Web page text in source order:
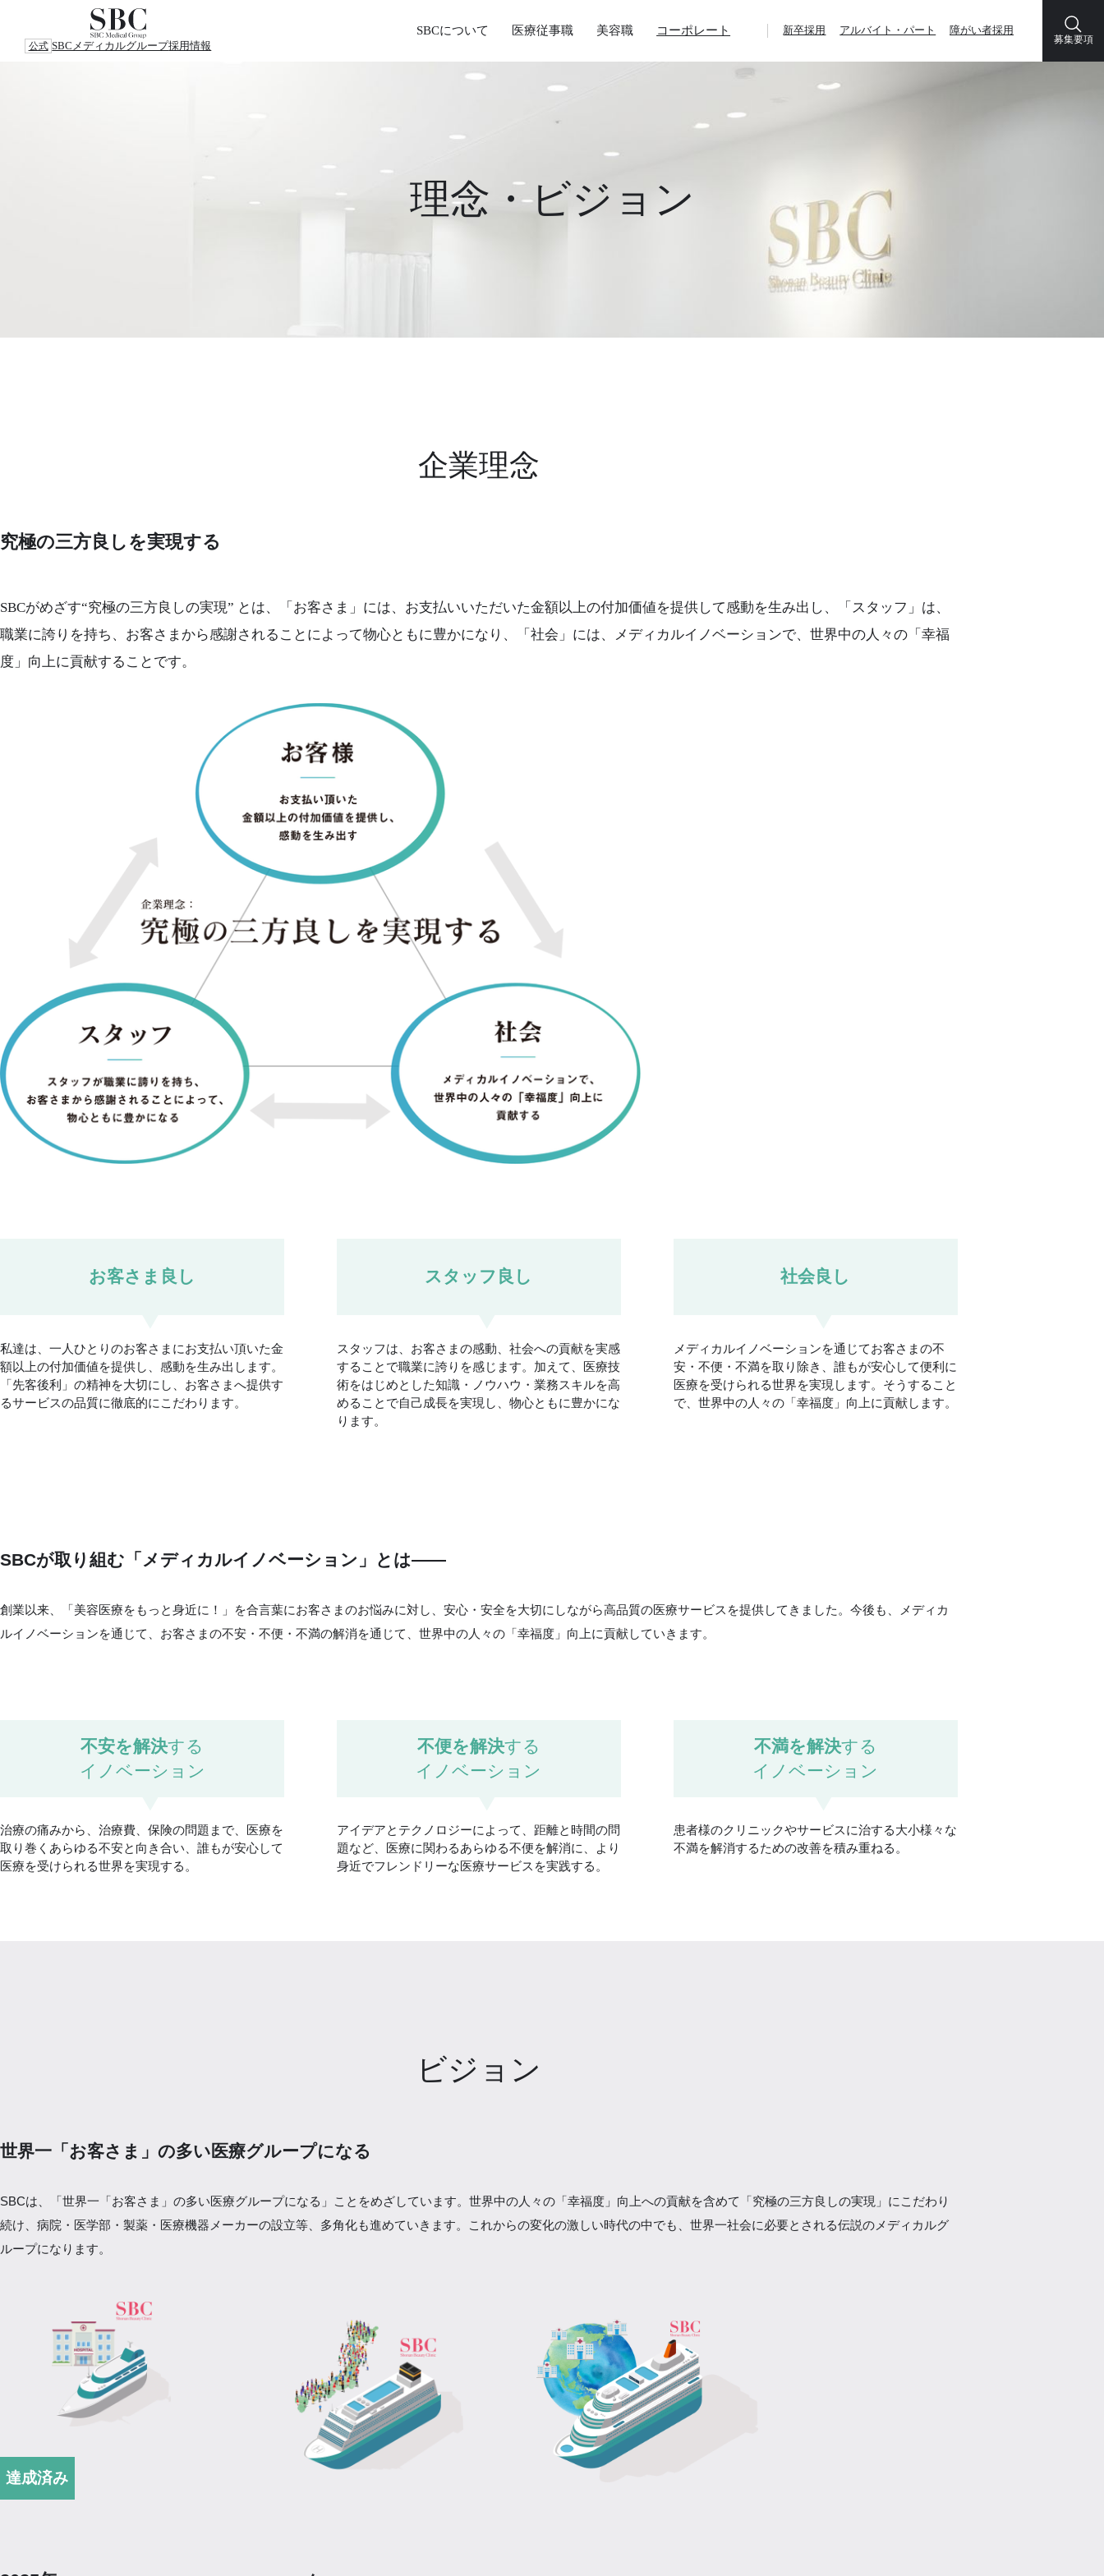
公式 SBCメディカルグループ採用情報
SBCについて 医療従事職 美容職 コーポレート 新卒採用 アルバイト・パート 障がい者採用
募集要項
理念・ビジョン
企業理念
究極の三方良しを実現する
SBCがめざす“究極の三方良しの実現” とは、「お客さま」には、お支払いいただいた金額以上の付加価値を提供して感動を生み出し、「スタッフ」は、
職業に誇りを持ち、お客さまから感謝されることによって物心ともに豊かになり、「社会」には、メディカルイノベーションで、世界中の人々の「幸福
度」向上に貢献することです。
お客さま良し
私達は、一人ひとりのお客さまにお支払い頂いた金
額以上の付加価値を提供し、感動を生み出します。
「先客後利」の精神を大切にし、お客さまへ提供す
るサービスの品質に徹底的にこだわります。
スタッフ良し
スタッフは、お客さまの感動、社会への貢献を実感
することで職業に誇りを感じます。加えて、医療技
術をはじめとした知識・ノウハウ・業務スキルを高
めることで自己成長を実現し、物心ともに豊かにな
ります。
社会良し
メディカルイノベーションを通じてお客さまの不
安・不便・不満を取り除き、誰もが安心して便利に
医療を受けられる世界を実現します。そうすること
で、世界中の人々の「幸福度」向上に貢献します。
SBCが取り組む「メディカルイノベーション」とは――
創業以来、「美容医療をもっと身近に！」を合言葉にお客さまのお悩みに対し、安心・安全を大切にしながら高品質の医療サービスを提供してきました。今後も、メディカ
ルイノベーションを通じて、お客さまの不安・不便・不満の解消を通じて、世界中の人々の「幸福度」向上に貢献していきます。
不安を解決する
イノベーション
治療の痛みから、治療費、保険の問題まで、医療を
取り巻くあらゆる不安と向き合い、誰もが安心して
医療を受けられる世界を実現する。
不便を解決する
イノベーション
アイデアとテクノロジーによって、距離と時間の問
題など、医療に関わるあらゆる不便を解消に、より
身近でフレンドリーな医療サービスを実践する。
不満を解決する
イノベーション
患者様のクリニックやサービスに治する大小様々な
不満を解消するための改善を積み重ねる。
ビジョン
世界一「お客さま」の多い医療グループになる
SBCは、「世界一「お客さま」の多い医療グループになる」ことをめざしています。世界中の人々の「幸福度」向上への貢献を含めて「究極の三方良しの実現」にこだわり
続け、病院・医学部・製薬・医療機器メーカーの設立等、多角化も進めていきます。これからの変化の激しい時代の中でも、世界一社会に必要とされる伝説のメディカルグ
ループになります。
達成済み